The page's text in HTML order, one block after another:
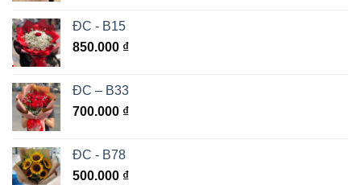
ĐC - B15
850.000 ₫
ĐC – B33
700.000 ₫
ĐC - B78
500.000 ₫